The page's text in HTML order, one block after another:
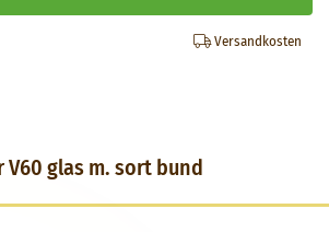
Versandkosten
V60 glas m. sort bund